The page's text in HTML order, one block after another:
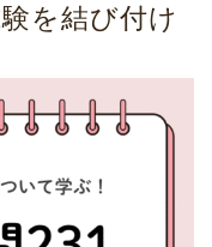
を結び付け